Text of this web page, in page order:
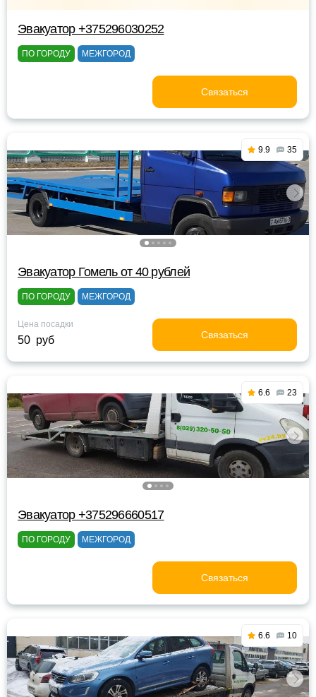
Эвакуатор +375296030252
ПО ГОРОДУ МЕЖГОРОД
Связаться
9.9 35
Эвакуатор Гомель от 40 рублей
ПО ГОРОДУ МЕЖГОРОД
Цена посадки
50 руб Связаться
6.6 23
Эвакуатор +375296660517
ПО ГОРОДУ МЕЖГОРОД
Связаться
6.6 10